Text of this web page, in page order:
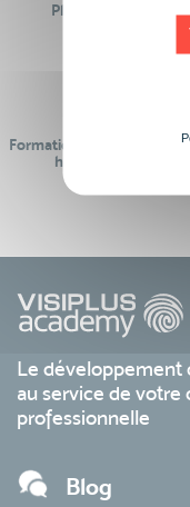
Plus de 50
Formations réalisables
hors temps de travail
Le développement
au service de votre
professionnelle
Blog